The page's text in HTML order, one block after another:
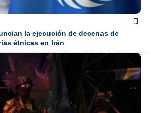
la ejecución de decenas de
étnicas en Irán